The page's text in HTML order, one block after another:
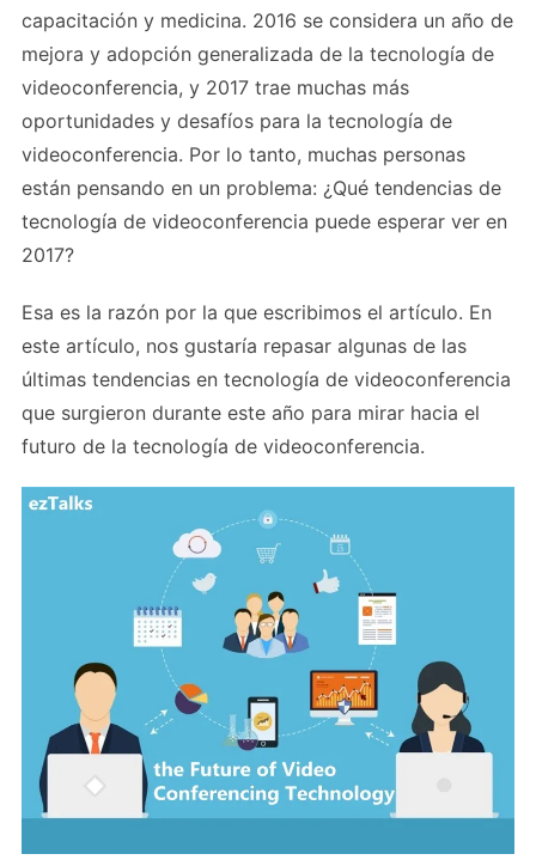
capacitación y medicina. 2016 se considera un año de
mejora y adopción generalizada de la tecnología de
videoconferencia, y 2017 trae muchas más
oportunidades y desafíos para la tecnología de
videoconferencia. Por lo tanto, muchas personas
están pensando en un problema: ¿Qué tendencias de
tecnología de videoconferencia puede esperar ver en
2017?
Esa es la razón por la que escribimos el artículo. En
este artículo, nos gustaría repasar algunas de las
últimas tendencias en tecnología de videoconferencia
que surgieron durante este año para mirar hacia el
futuro de la tecnología de videoconferencia.